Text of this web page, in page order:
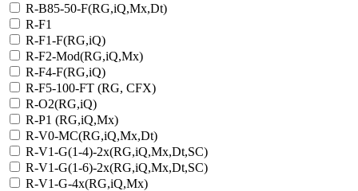
R-B85-50-F(RG,iQ,Mx,Dt)
R-F1
R-F1-F(RG,iQ)
R-F2-Mod(RG,iQ,Mx)
R-F4-F(RG,iQ)
R-F5-100-FT (RG, CFX)
R-O2(RG,iQ)
R-P1 (RG,iQ,Mx)
R-V0-MC(RG,iQ,Mx,Dt)
R-V1-G(1-4)-2х(RG,iQ,Mx,Dt,SC)
R-V1-G(1-6)-2x(RG,iQ,Mx,Dt,SC)
R-V1-G-4х(RG,iQ,Mx)